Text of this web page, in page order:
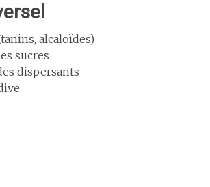
alcaloïdes)
sucres
dispersants